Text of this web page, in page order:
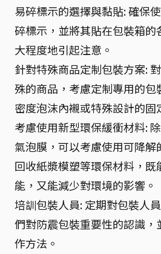
易碎標示的選擇與黏貼: 確保
碎標示，並將其貼在包裝箱的
大程度地引起注意。
針對特殊商品定制包裝方案:
殊的商品，考慮定制專用的包
密度泡沫內襯或特殊設計的固
考慮使用新型環保緩衝材料:
氣泡膜，可以考慮使用可降
回收紙漿模塑等環保材料，
能，又能減少對環境的影響。
培訓包裝人員: 定期對包裝人
們對防震包裝重要性的認識
作方法。